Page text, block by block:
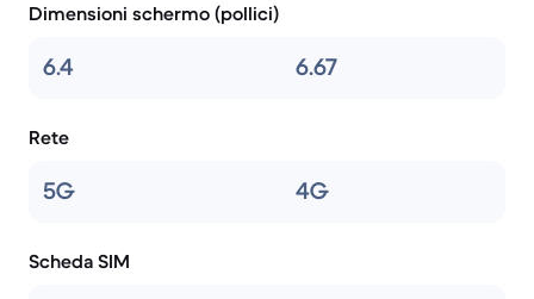
Dimensioni schermo (pollici)
6.4 6.67
Rete
5G 4G
Scheda SIM